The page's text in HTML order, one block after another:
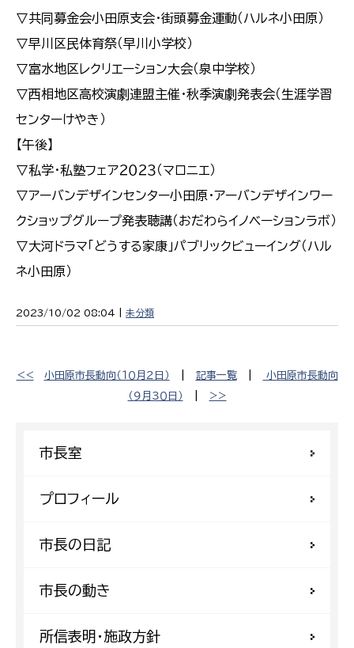
▽共同募金会小田原支会・街頭募金運動（ハルネ小田原）
▽早川区民体育祭（早川小学校）
▽富水地区レクリエーション大会（泉中学校）
▽西相地区高校演劇連盟主催・秋季演劇発表会（生涯学習
センターけやき）
【午後】
▽私学・私塾フェア２０２３（マロニエ）
▽アーバンデザインセンター小田原・アーバンデザインワー
クショップグループ発表聴講（おだわらイノベーションラボ）
▽大河ドラマ「どうする家康」パブリックビューイング（ハル
ネ小田原）
2023/10/02 08:04 | 未分類
<< 小田原市長動向（１０月２日） 記事一覧|
​小田原市長動向
（９月３０日）
>>
市長室
プロフィール
市長の日記
市長の動き
所信表明・施政方針